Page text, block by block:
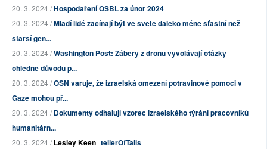
20. 3. 2024 /Hospodaření OSBL za únor 2024
20. 3. 2024 /Mladí lidé začínají být ve světě daleko méně šťastní než
starší gen...
20. 3. 2024 /Washington Post: Záběry z dronu vyvolávají otázky
ohledně důvodu p...
20. 3. 2024 /OSN varuje, že izraelská omezení potravinové pomoci v
Gaze mohou př...
20. 3. 2024 /Dokumenty odhalují vzorec izraelského týrání pracovníků
humanitárn...
20. 3. 2024 /Lesley Keen tellerOfTails